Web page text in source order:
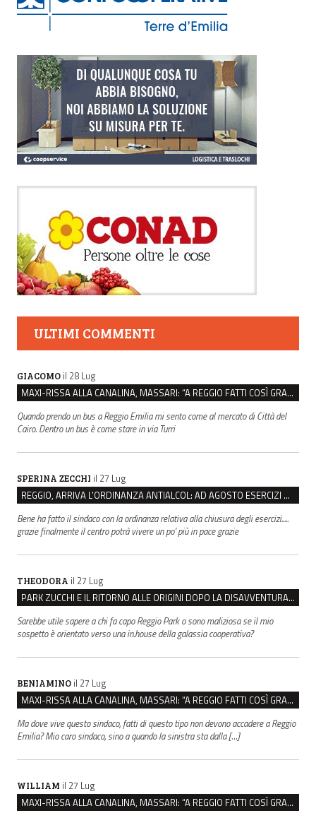
ULTIMI COMMENTI
GIACOMO il 28 Lug
MAXI-RISSA ALLA CANALINA, MASSARI: “A REGGIO FATTI COSÌ GRAVI NON DEVONO TROVARE SPAZIO”
Quando prendo un bus a Reggio Emilia mi sento come al mercato di Città del
Cairo. Dentro un bus è come stare in via Turri
SPERINA ZECCHI il 27 Lug
REGGIO, ARRIVA L’ORDINANZA ANTIALCOL: AD AGOSTO ESERCIZI DI VICINATO CHIUSI DALLE 22 ALLE 6
Bene ha fatto il sindaco con la ordinanza relativa alla chiusura degli esercizi.....
grazie finalmente il centro potrà vivere un po' più in pace grazie
THEODORA il 27 Lug
PARK ZUCCHI E IL RITORNO ALLE ORIGINI DOPO LA DISAVVENTURA CON REGGIO EMILIA PARCHEGGI
Sarebbe utile sapere a chi fa capo Reggio Park o sono maliziosa se il mio
sospetto è orientato verso una in.house della galassia cooperativa?
BENIAMINO il 27 Lug
MAXI-RISSA ALLA CANALINA, MASSARI: “A REGGIO FATTI COSÌ GRAVI NON DEVONO TROVARE SPAZIO”
Ma dove vive questo sindaco, fatti di questo tipo non devono accadere a Reggio
Emilia? Mio caro sindaco, sino a quando la sinistra sta dalla […]
WILLIAM il 27 Lug
MAXI-RISSA ALLA CANALINA, MASSARI: “A REGGIO FATTI COSÌ GRAVI NON DEVONO TROVARE SPAZIO”